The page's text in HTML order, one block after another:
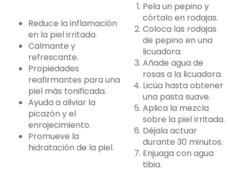
Reduce la inflamación
en la piel irritada.
Calmante y
refrescante.
Propiedades
reafirmantes para una
piel más tonificada.
Ayuda a aliviar la
picazón y el
enrojecimiento.
Promueve la
hidratación de la piel.
Pela un pepino y
córtalo en rodajas.
Coloca las rodajas
de pepino en una
licuadora.
Añade agua de
rosas a la licuadora.
Licúa hasta obtener
una pasta suave.
Aplica la mezcla
sobre la piel irritada.
Déjala actuar
durante 30 minutos.
Enjuaga con agua
tibia.